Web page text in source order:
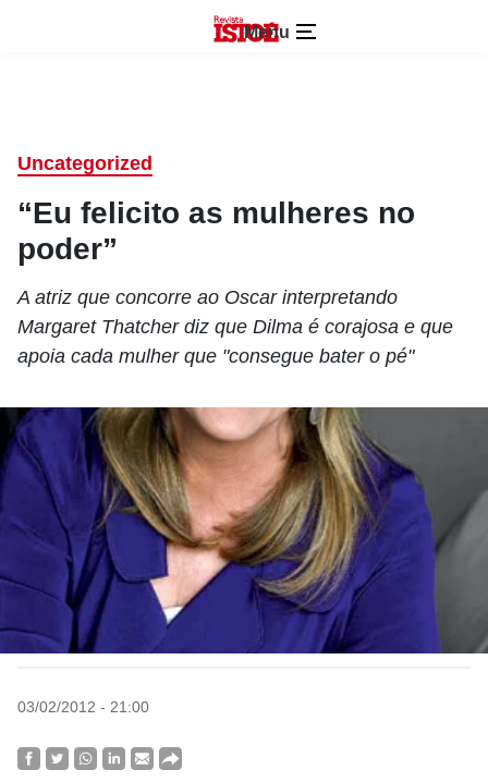
Menu
Uncategorized
“Eu felicito as mulheres no
poder”
A atriz que concorre ao Oscar interpretando
Margaret Thatcher diz que Dilma é corajosa e que
apoia cada mulher que "consegue bater o pé"
03/02/2012 - 21:00